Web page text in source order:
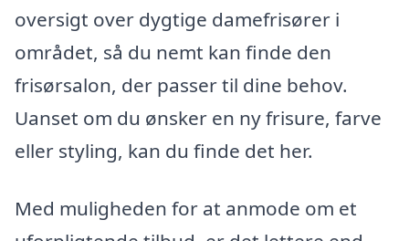
oversigt over dygtige damefrisører i
området, så du nemt kan finde den
frisørsalon, der passer til dine behov.
Uanset om du ønsker en ny frisure, farve
eller styling, kan du finde det her.
Med muligheden for at anmode om et